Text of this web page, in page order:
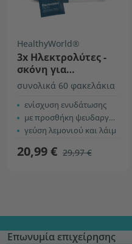
HealthyWorld®
3x Ηλεκτρολύτες -
σκόνη για
παρασκευή πόσιμου
διαλύματος
συνολικά 60 φακελάκια
ενίσχυση ενυδάτωσης
με προσθήκη ψευδαργύρου + B6
γεύση λεμονιού και λάιμ
20,99 € 29,97 €
Επωνυμία επιχείρησης